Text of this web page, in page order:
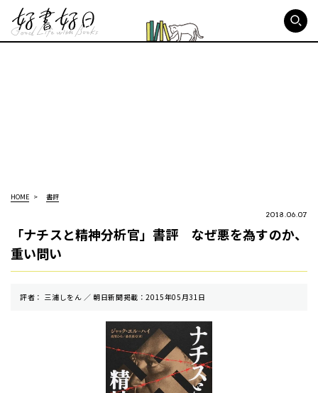
HOME 書評
2018.06.07
「ナチスと精神分析官」書評 なぜ悪を為すのか、
重い問い
評者： 三浦しをん ／ 朝⽇新聞掲載：2015年05月31日